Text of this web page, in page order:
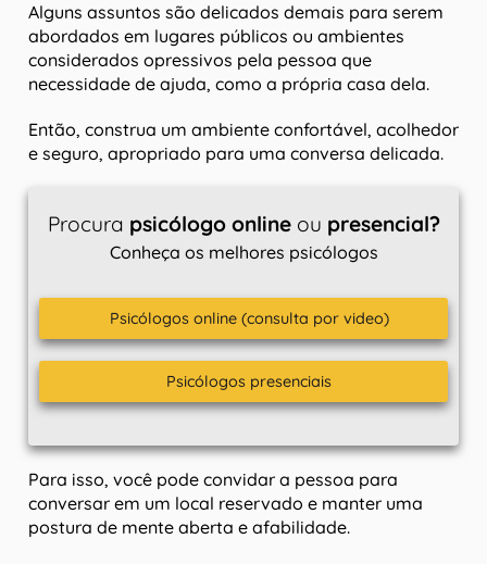
Alguns assuntos são delicados demais para serem
abordados em lugares públicos ou ambientes
considerados opressivos pela pessoa que
necessidade de ajuda, como a própria casa dela.
Então, construa um ambiente confortável, acolhedor
e seguro, apropriado para uma conversa delicada.
Procura psicólogo onlineou presencial?
Conheça os melhores psicólogos
Psicólogos online (consulta por video)
Psicólogos presenciais
Para isso, você pode convidar a pessoa para
conversar em um local reservado e manter uma
postura de mente aberta e afabilidade.